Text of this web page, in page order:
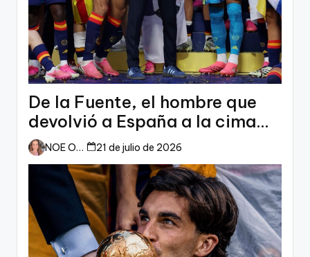
De la Fuente, el hombre que
devolvió a España a la cima
del mundo
NOE ORTIZ 21 de julio de 2026